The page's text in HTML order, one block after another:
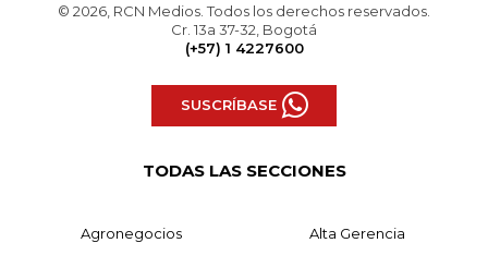
© 2026, RCN Medios. Todos los derechos reservados.
Cr. 13a 37-32, Bogotá
(+57) 1 4227600
SUSCRÍBASE
TODAS LAS SECCIONES
Agronegocios Alta Gerencia